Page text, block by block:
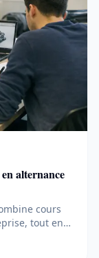
alternance
cours
tout en
du